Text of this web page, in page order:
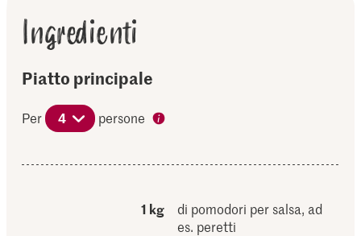
Ingredienti
Piatto principale
Per 4 persone
1 kg
di pomodori per salsa, ad
es. peretti